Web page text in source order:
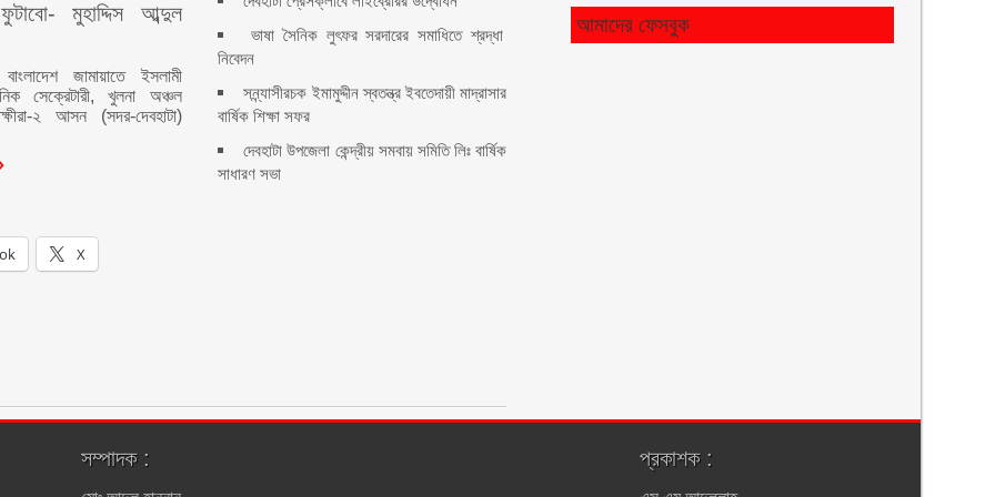
মুহাদ্দিস আব্দুল
জামায়াতে ইসলামী
সেক্রেটারী, খুলনা অঞ্চল
২ আসন (সদর-দেবহাটা)
X
ভাষা সৈনিক লুৎফর সরদারের সমাধিতে শ্রদ্ধা
নিবেদন
সন্ন্যাসীরচক ইমামুদ্দীন স্বতন্ত্র ইবতেদায়ী মাদ্রাসার
বার্ষিক শিক্ষা সফর
দেবহাটা উপজেলা কেন্দ্রীয় সমবায় সমিতি লিঃ বার্ষিক
সাধারণ সভা
আমাদের ফেসবুক
সম্পাদক : প্রকাশক :